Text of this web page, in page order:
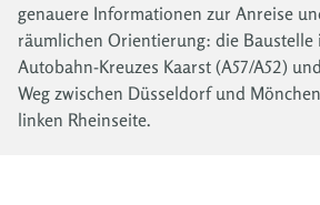
genauere Informationen zur Anreise
räumlichen Orientierung: die Baustelle
Autobahn-Kreuzes Kaarst (A57/A52)
Weg zwischen Düsseldorf und
linken Rheinseite.